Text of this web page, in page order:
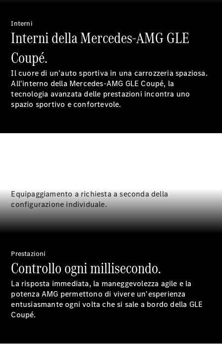
d'uso
appuntamento
per
l'assistenza
Notizie su di
noi
Sedi e orari
d'apertura
Lavori &
Interni
Interni della Mercedes-AMG GLE
Coupé.
Il cuore di un'auto sportiva in una carrozzeria spaziosa.
All'interno della Mercedes-AMG GLE Coupé, la
tecnologia avanzata delle prestazioni incontra uno
spazio sportivo e confortevole.
Equipaggiamento a richiesta a seconda della
configurazione individuale.
Prestazioni
Controllo ogni millisecondo.
La risposta immediata, la maneggevolezza agile e la
potenza AMG permettono di vivere un'esperienza
entusiasmante ogni volta che si sale a bordo della GLE
Coupé.